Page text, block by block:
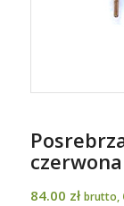
84.00 zł brutto,